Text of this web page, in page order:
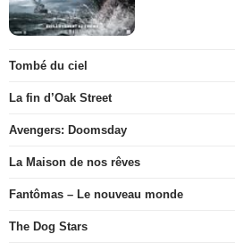
Tombé du ciel
La fin d’Oak Street
Avengers: Doomsday
La Maison de nos rêves
Fantômas – Le nouveau monde
The Dog Stars